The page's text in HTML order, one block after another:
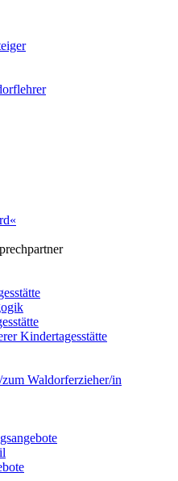
Kindertagesstätte
Waldorferzieher/in